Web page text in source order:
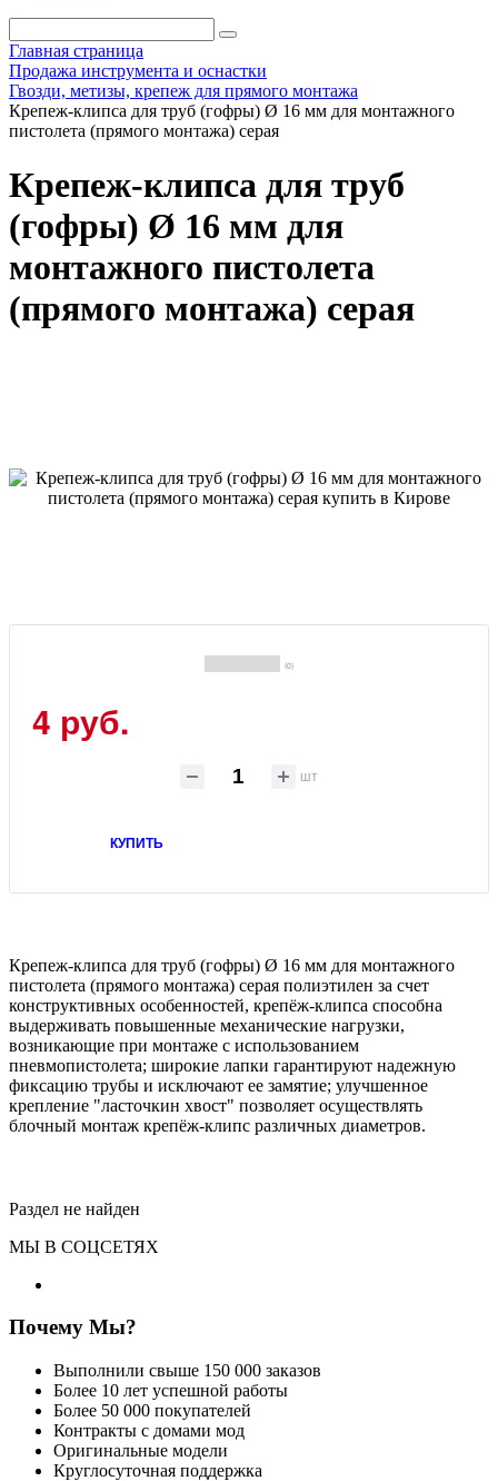
Главная страница
Продажа инструмента и оснастки
Гвозди, метизы, крепеж для прямого монтажа
Крепеж-клипса для труб (гофры) Ø 16 мм для монтажного
пистолета (прямого монтажа) серая
Крепеж-клипса для труб
(гофры) Ø 16 мм для
монтажного пистолета
(прямого монтажа) серая
(0)
4 руб.
шт
КУПИТЬ
Крепеж-клипса для труб (гофры) Ø 16 мм для монтажного
пистолета (прямого монтажа) серая полиэтилен за счет
конструктивных особенностей, крепёж-клипса способна
выдерживать повышенные механические нагрузки,
возникающие при монтаже с использованием
пневмопистолета; широкие лапки гарантируют надежную
фиксацию трубы и исключают ее замятие; улучшенное
крепление "ласточкин хвост" позволяет осуществлять
блочный монтаж крепёж-клипс различных диаметров.
Раздел не найден
МЫ В СОЦСЕТЯХ
Почему Мы?
Выполнили свыше 150 000 заказов
Более 10 лет успешной работы
Более 50 000 покупателей
Контракты с домами мод
Оригинальные модели
Круглосуточная поддержка